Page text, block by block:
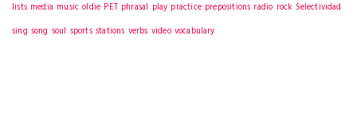
lists media music oldie PET phrasal play practice prepositions radio rock Selectividad
sing song soul sports stations verbs video vocabulary